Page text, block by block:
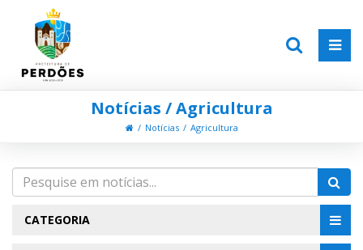
Notícias / Agricultura
Notícias Agricultura
CATEGORIA